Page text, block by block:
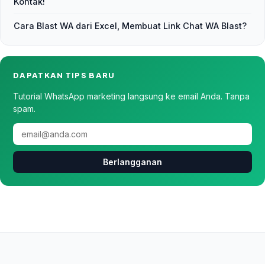
Cara Blast WA dari Excel, Membuat Link Chat WA Blast?
DAPATKAN TIPS BARU
Tutorial WhatsApp marketing langsung ke email Anda. Tanpa
spam.
Berlangganan